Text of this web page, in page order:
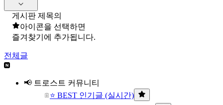
게시판 제목의
아이콘을 선택하면
즐겨찾기에 추가됩니다.
전체글
📢 트로스트 커뮤니티
⭐ BEST 인기글 (실시간)